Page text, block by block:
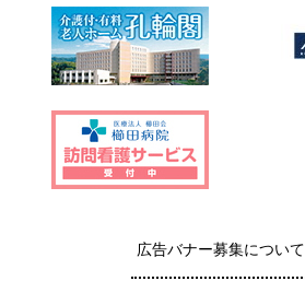
広告バナー募集について